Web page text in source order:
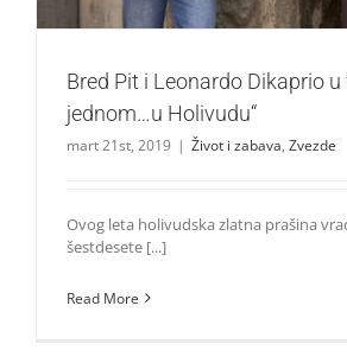
Bred Pit i Leonardo Dikaprio u
jednom…u Holivudu“
mart 21st, 2019 | Život i zabava, Zvezde
Ovog leta holivudska zlatna prašina
šestdesete [...]
Read More